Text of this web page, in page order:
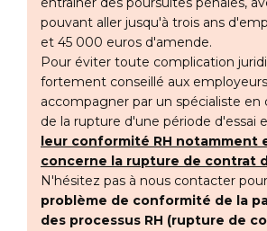
pouvant aller jusqu'à trois ans
et 45 000 euros d'amende.
Pour éviter toute complication
fortement conseillé aux
accompagner par un spécialiste en
de la rupture d'une période d'essai
leur conformité RH notamment
concerne la rupture de contrat
N'hésitez pas à nous contacter
problème de conformité de la
des processus RH (rupture de